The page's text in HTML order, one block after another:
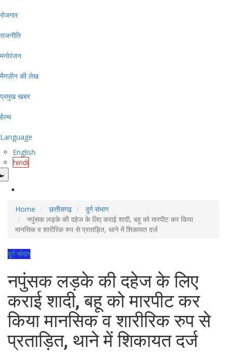
रोजगार
राजनीति
मनोरंजन
मैगज़ीन की लेख
प्रमुख खबर
हेल्थ
Language
English
hindi
Home छत्तीसगढ़
दुर्ग संभाग
नपुंसक लड़के की दहेज के लिए कराई शादी, बहू को मारपीट कर किया
मानसिक व शारीरिक रुप से प्रताड़ित, थाने में शिकायत दर्ज
दुर्ग संभाग
नपुंसक लड़के की दहेज के लिए
कराई शादी, बहू को मारपीट कर
किया मानसिक व शारीरिक रुप से
प्रताड़ित, थाने में शिकायत दर्ज